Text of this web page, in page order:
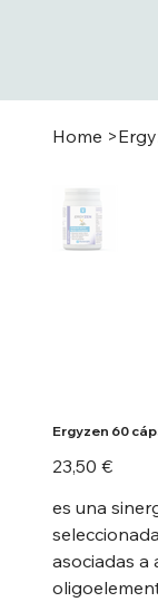
Home >
Ergyzen 60
Precio
23,50 €
es una
asociadas a